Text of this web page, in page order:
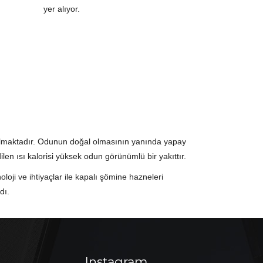
Odunun doğal olmasının yanında yapay
ısı kalorisi yüksek odun görünümlü bir yakıttır.
ve ihtiyaçlar ile kapalı şömine hazneleri